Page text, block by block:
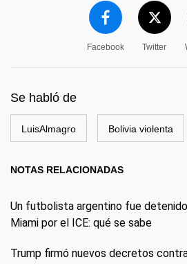
Facebook Twitter
Se habló de
LuisAlmagro Bolivia violenta
NOTAS RELACIONADAS
Un futbolista argentino fue
Miami por el ICE: qué se sabe
Trump firmó nuevos decretos